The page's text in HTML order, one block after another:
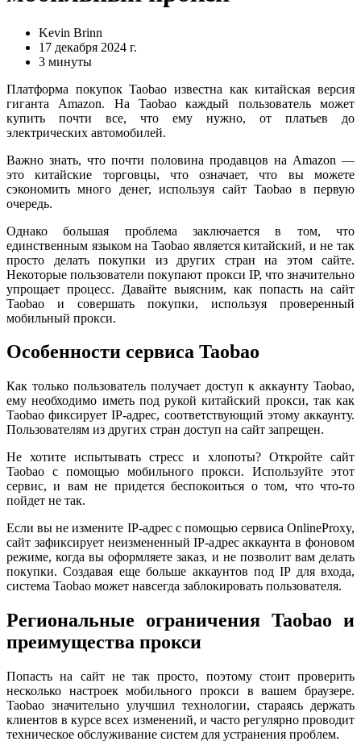
Kevin Brinn
17 декабря 2024 г.
3 минуты
Платформа покупок Taobao известна как китайская версия
гиганта Amazon. На Taobao каждый пользователь может
купить почти все, что ему нужно, от платьев до
электрических автомобилей.
Важно знать, что почти половина продавцов на Amazon —
это китайские торговцы, что означает, что вы можете
сэкономить много денег, используя сайт Taobao в первую
очередь.
Однако большая проблема заключается в том, что
единственным языком на Taobao является китайский, и не так
просто делать покупки из других стран на этом сайте.
Некоторые пользователи покупают прокси IP, что значительно
упрощает процесс. Давайте выясним, как попасть на сайт
Taobao и совершать покупки, используя проверенный
мобильный прокси.
Особенности сервиса Taobao
Как только пользователь получает доступ к аккаунту Taobao,
ему необходимо иметь под рукой китайский прокси, так как
Taobao фиксирует IP-адрес, соответствующий этому аккаунту.
Пользователям из других стран доступ на сайт запрещен.
Не хотите испытывать стресс и хлопоты? Откройте сайт
Taobao с помощью мобильного прокси. Используйте этот
сервис, и вам не придется беспокоиться о том, что что-то
пойдет не так.
Если вы не измените IP-адрес с помощью сервиса OnlineProxy,
сайт зафиксирует неизмененный IP-адрес аккаунта в фоновом
режиме, когда вы оформляете заказ, и не позволит вам делать
покупки. Создавая еще больше аккаунтов под IP для входа,
система Taobao может навсегда заблокировать пользователя.
Региональные ограничения Taobao и
преимущества прокси
Попасть на сайт не так просто, поэтому стоит проверить
несколько настроек мобильного прокси в вашем браузере.
Taobao значительно улучшил технологии, стараясь держать
клиентов в курсе всех изменений, и часто регулярно проводит
техническое обслуживание систем для устранения проблем.